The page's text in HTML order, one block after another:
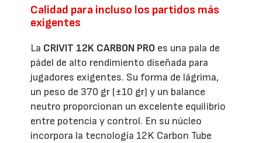
Calidad para incluso los partidos más
exigentes
La CRIVIT 12K CARBON PRO es una pala de
pádel de alto rendimiento diseñada para
jugadores exigentes. Su forma de lágrima,
un peso de 370 gr (±10 gr) y un balance
neutro proporcionan un excelente equilibrio
entre potencia y control. En su núcleo
incorpora la tecnología 12K Carbon Tube